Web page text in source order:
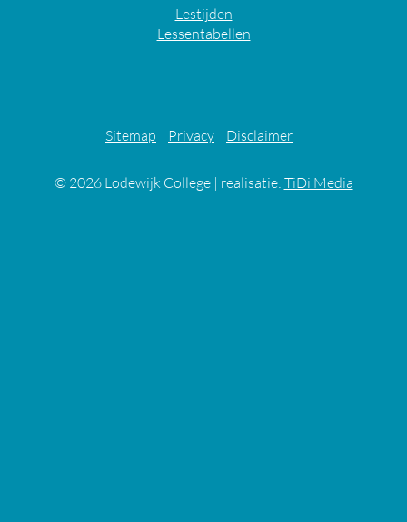
Lestijden
Lessentabellen
Sitemap Privacy Disclaimer
© 2026 Lodewijk College | realisatie: TiDi Media